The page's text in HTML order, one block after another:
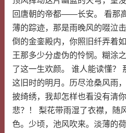
回唐朝的帝都——长安。 看那
薄的踪迹，那是雨晚风的啜泣
倒的金銮殿内，你照旧纤弄着
王那多少分虚伪的怜悯。糊涂
了这一生欢颜。 谁人能读懂？
这旧时的明月。历尽沧桑风雨
披绮绣，我却怎样也看没有清
悲？！ 梨花带雨湿了衣襟，随
色。少顷，池风吹来。淡薄的